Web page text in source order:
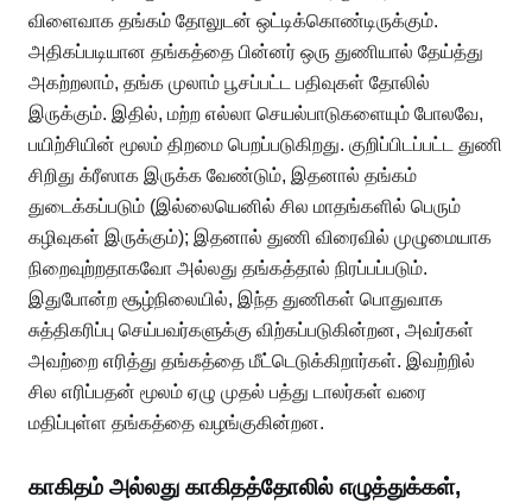
விளைவாக தங்கம் தோலுடன் ஒட்டிக்கொண்டிருக்கும்.
அதிகப்படியான தங்கத்தை பின்னர் ஒரு துணியால் தேய்த்து
அகற்றலாம், தங்க முலாம் பூசப்பட்ட பதிவுகள் தோலில்
இருக்கும். இதில், மற்ற எல்லா செயல்பாடுகளையும் போலவே,
பயிற்சியின் மூலம் திறமை பெறப்படுகிறது. குறிப்பிடப்பட்ட துணி
சிறிது க்ரீஸாக இருக்க வேண்டும், இதனால் தங்கம்
துடைக்கப்படும் (இல்லையெனில் சில மாதங்களில் பெரும்
கழிவுகள் இருக்கும்); இதனால் துணி விரைவில் முழுமையாக
நிறைவுற்றதாகவோ அல்லது தங்கத்தால் நிரப்பப்படும்.
இதுபோன்ற சூழ்நிலையில், இந்த துணிகள் பொதுவாக
சுத்திகரிப்பு செய்பவர்களுக்கு விற்கப்படுகின்றன, அவர்கள்
அவற்றை எரித்து தங்கத்தை மீட்டெடுக்கிறார்கள். இவற்றில்
சில எரிப்பதன் மூலம் ஏழு முதல் பத்து டாலர்கள் வரை
மதிப்புள்ள தங்கத்தை வழங்குகின்றன.
காகிதம் அல்லது காகிதத்தோலில் எழுத்துக்கள்,